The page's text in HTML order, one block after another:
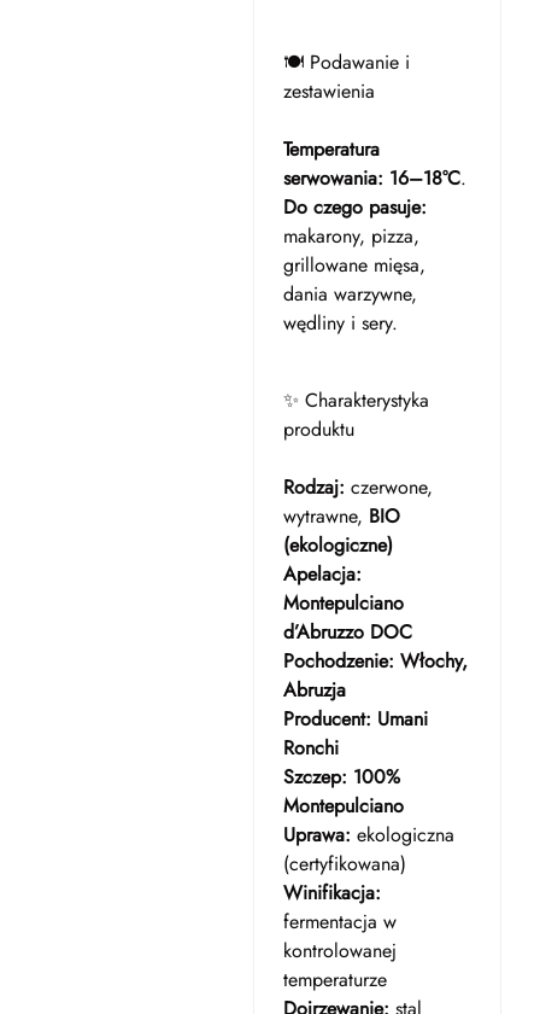
🍽️ Podawanie i
zestawienia
Temperatura
serwowania: 16–18°C.
Do czego pasuje:
makarony, pizza,
grillowane mięsa,
dania warzywne,
wędliny i sery.
✨ Charakterystyka
produktu
Rodzaj: czerwone,
wytrawne, BIO
(ekologiczne)
Apelacja:
Montepulciano
d’Abruzzo DOC
Pochodzenie: Włochy,
Abruzja
Producent: Umani
Ronchi
Szczep: 100%
Montepulciano
Uprawa: ekologiczna
(certyfikowana)
Winifikacja:
fermentacja w
kontrolowanej
temperaturze